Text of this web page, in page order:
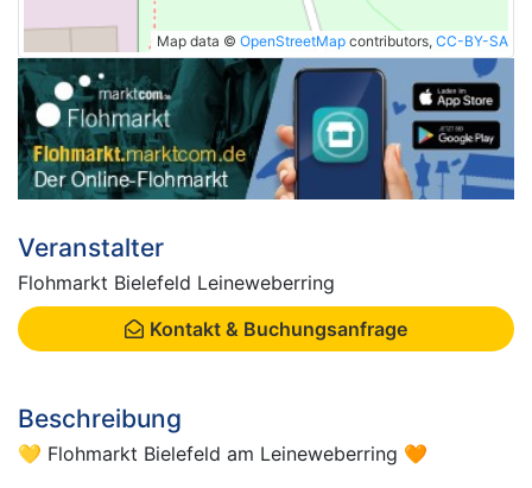
Map data © OpenStreetMap contributors, CC-BY-SA
Veranstalter
Flohmarkt Bielefeld Leineweberring
Kontakt & Buchungsanfrage
Beschreibung
💛 Flohmarkt Bielefeld am Leineweberring 🧡